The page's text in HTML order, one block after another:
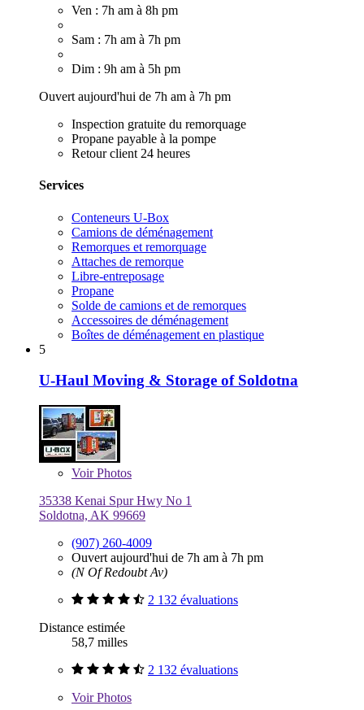
Ven : 7h am à 8h pm
Sam : 7h am à 7h pm
Dim : 9h am à 5h pm
Ouvert aujourd'hui de 7h am à 7h pm
Inspection gratuite du remorquage
Propane payable à la pompe
Retour client 24 heures
Services
Conteneurs U-Box
Camions de déménagement
Remorques et remorquage
Attaches de remorque
Libre-entreposage
Propane
Solde de camions et de remorques
Accessoires de déménagement
Boîtes de déménagement en plastique
5
U-Haul Moving & Storage of Soldotna
VoirPhotos
35338 Kenai Spur Hwy No 1
Soldotna, AK 99669
(907) 260-4009
Ouvert aujourd'hui de 7h am à 7h pm
(N Of Redoubt Av)
2 132 évaluations
Distance estimée
58,7 milles
2 132 évaluations
VoirPhotos